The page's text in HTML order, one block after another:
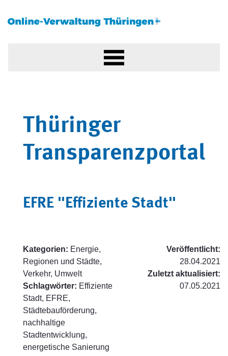
Thüringer
Transparenzportal
EFRE "Effiziente Stadt"
Kategorien: Energie,
Regionen und Städte,
Verkehr, Umwelt
Schlagwörter: Effiziente
Stadt, EFRE,
Städtebauförderung,
nachhaltige
Stadtentwicklung,
energetische Sanierung
Veröffentlicht:
28.04.2021
Zuletzt aktualisiert:
07.05.2021